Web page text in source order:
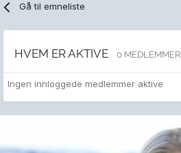
Gå til emneliste
HVEM ER AKTIVE 0 MEDLEMMER
Ingen innloggede medlemmer aktive